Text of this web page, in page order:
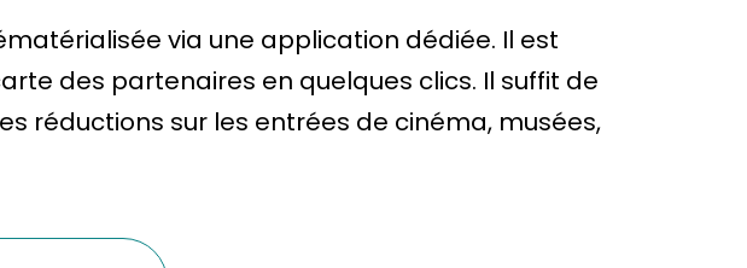
via une application dédiée. Il est
des partenaires en quelques clics. Il suffit de
réductions sur les entrées de cinéma, musées,